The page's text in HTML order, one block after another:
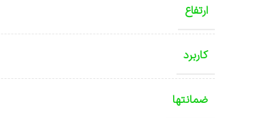
ارتفاع
کاربرد
ضمانتها